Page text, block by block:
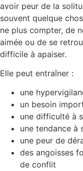
avoir peur de la
souvent quelque
ne plus compter, de
aimée ou de se
difficile à apaiser.
Elle peut entraîner :
une
un besoin
une difficulté à
une tendance à
une peur de
des angoisses
de conflit